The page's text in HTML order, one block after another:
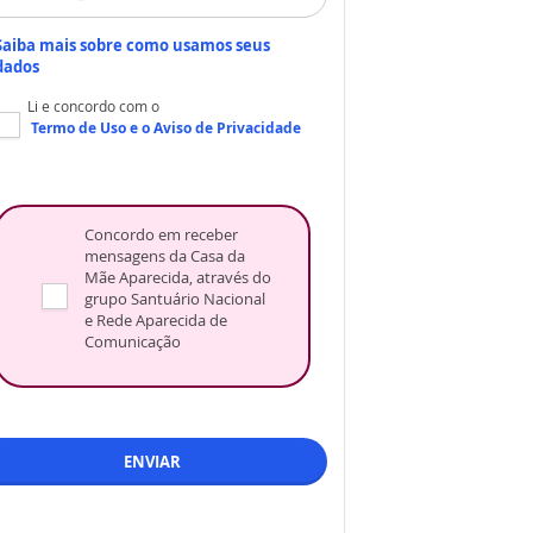
mais sobre como usamos seus
Li e concordo com o
Termo de Usoe oAviso de Privacidade
Concordo em receber
mensagens da Casa da
Mãe Aparecida, através do
grupo Santuário Nacional
e Rede Aparecida de
Comunicação
ENVIAR